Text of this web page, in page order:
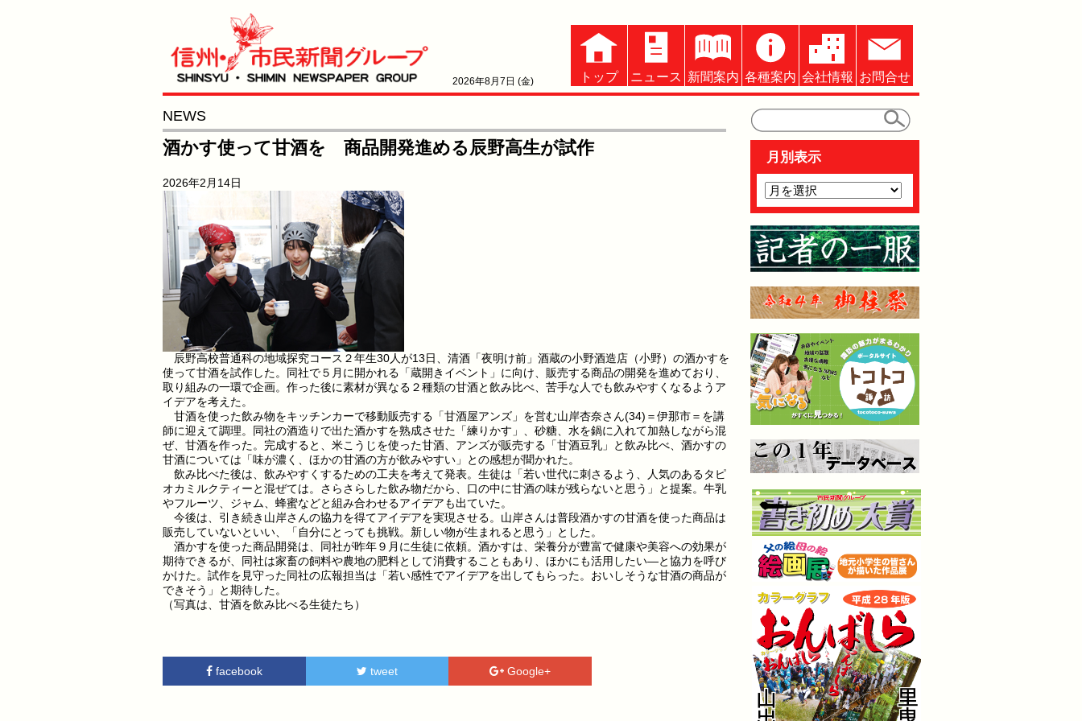
2026年8月7日 (金) トップ ニュース 新聞案内 各種案内 会社情報 お問合せ
NEWS
酒かす使って甘酒を 商品開発進める辰野高生が試作
2026年2月14日
辰野高校普通科の地域探究コース２年生30人が13日、清酒「夜明け前」酒蔵の小野酒造店（小野）の酒かすを
使って甘酒を試作した。同社で５月に開かれる「蔵開きイベント」に向け、販売する商品の開発を進めており、
取り組みの一環で企画。作った後に素材が異なる２種類の甘酒と飲み比べ、苦手な人でも飲みやすくなるようア
イデアを考えた。
甘酒を使った飲み物をキッチンカーで移動販売する「甘酒屋アンズ」を営む山岸杏奈さん(34)＝伊那市＝を講
師に迎えて調理。同社の酒造りで出た酒かすを熟成させた「練りかす」、砂糖、水を鍋に入れて加熱しながら混
ぜ、甘酒を作った。完成すると、米こうじを使った甘酒、アンズが販売する「甘酒豆乳」と飲み比べ、酒かすの
甘酒については「味が濃く、ほかの甘酒の方が飲みやすい」との感想が聞かれた。
飲み比べた後は、飲みやすくするための工夫を考えて発表。生徒は「若い世代に刺さるよう、人気のあるタピ
オカミルクティーと混ぜては。さらさらした飲み物だから、口の中に甘酒の味が残らないと思う」と提案。牛乳
やフルーツ、ジャム、蜂蜜などと組み合わせるアイデアも出ていた。
今後は、引き続き山岸さんの協力を得てアイデアを実現させる。山岸さんは普段酒かすの甘酒を使った商品は
販売していないといい、「自分にとっても挑戦。新しい物が生まれると思う」とした。
酒かすを使った商品開発は、同社が昨年９月に生徒に依頼。酒かすは、栄養分が豊富で健康や美容への効果が
期待できるが、同社は家畜の飼料や農地の肥料として消費することもあり、ほかにも活用したい—と協力を呼び
かけた。試作を見守った同社の広報担当は「若い感性でアイデアを出してもらった。おいしそうな甘酒の商品が
できそう」と期待した。
（写真は、甘酒を飲み比べる生徒たち）
facebook tweet Google+
月別表示